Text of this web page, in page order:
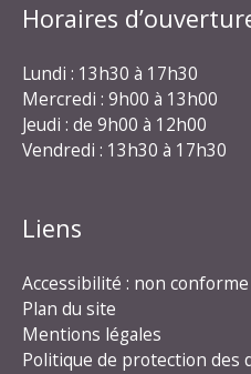
Horaires
Lundi : 13h30 à 17h30
Mercredi : 9h00 à 13h00
Jeudi : de 9h00 à 12h00
Vendredi : 13h30 à 17h30
Liens
Accessibilité : non conforme
Plan du site
Mentions légales
Politique de protection des